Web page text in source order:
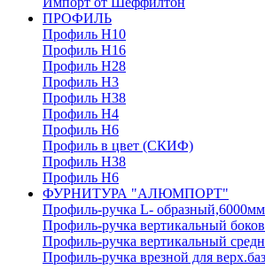
ПРОФИЛЬ
Профиль H10
Профиль H16
Профиль H28
Профиль H3
Профиль H38
Профиль H4
Профиль H6
Профиль в цвет (СКИФ)
Профиль H38
Профиль H6
ФУРНИТУРА "АЛЮМПОРТ"
Профиль-ручка L- образный,6000мм
Профиль-ручка вертикальный
Профиль-ручка вертикальный
Профиль-ручка врезной для